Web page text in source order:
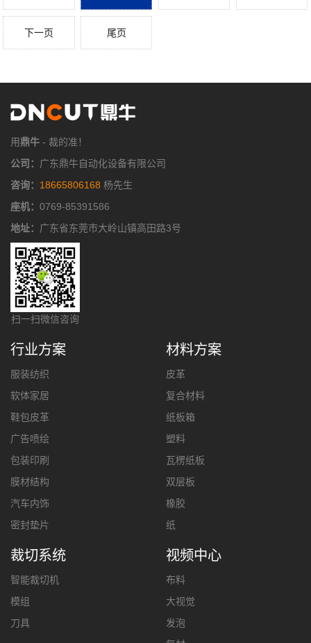
下一页 尾页
用鼎牛 - 裁的准！
公司： 广东鼎牛自动化设备有限公司
咨询： 18665806168 杨先生
座机： 0769-85391586
地址： 广东省东莞市大岭山镇高田路3号
扫一扫微信咨询
行业方案
服装纺织
软体家居
鞋包皮革
广告喷绘
包装印刷
膜材结构
汽车内饰
密封垫片
材料方案
皮革
复合材料
纸板箱
塑料
瓦楞纸板
双层板
橡胶
纸
裁切系统
智能裁切机
模组
刀具
视频中心
布料
大视觉
发泡